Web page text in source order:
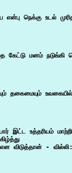
என்பு நெக்கு உடல்
மனம் நடுங்கி
தகைமையும்
இட்ட உத்தரியம்
விடுத்தான் - வில்லி: